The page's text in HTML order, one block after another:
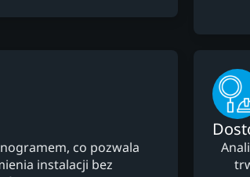
co pozwala
instalacji bez